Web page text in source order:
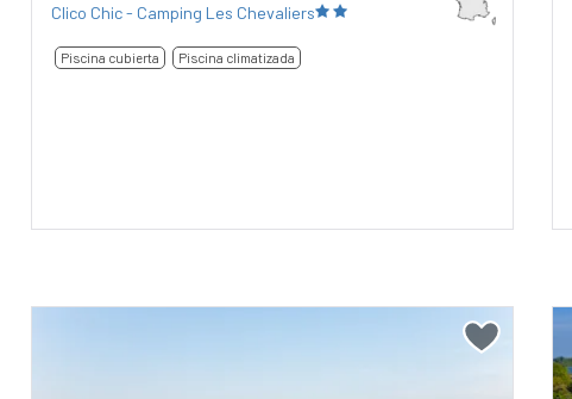
Clico Chic - Camping Les Chevaliers
Piscina cubierta Piscina climatizada